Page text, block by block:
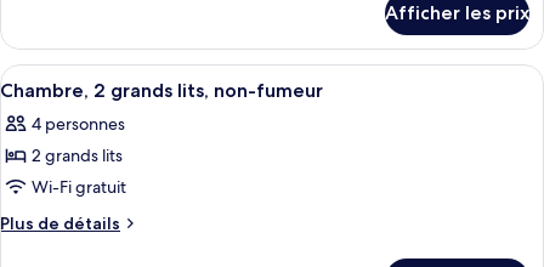
chambre :
Chambre,
1
très
grand
lit,
non-
fumeur
Chambre,
très
lit,
non-
Afficher les prix
Afficher
toutes
les
photos
pour
ce
Une chambre d’hôtel comprenant
3
Chambre, 2 grands lits, non-fumeur
4 personnes
2 grands lits
Wi-Fi gratuit
Plus de détails
Plus